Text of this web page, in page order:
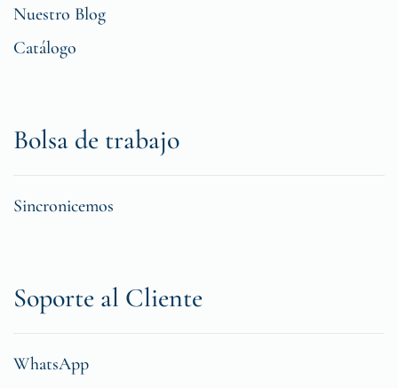
Nuestro Blog
Catálogo
Bolsa de trabajo
Sincronicemos
Soporte al Cliente
WhatsApp